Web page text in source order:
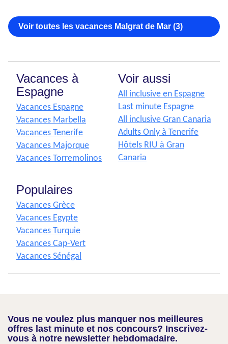
Voir toutes les vacances Malgrat de Mar (3)
Vacances à
Espagne
Vacances Espagne
Vacances Marbella
Vacances Tenerife
Vacances Majorque
Vacances Torremolinos
Voir aussi
All inclusive en Espagne
Last minute Espagne
All inclusive Gran Canaria
Adults Only à Tenerife
Hôtels RIU à Gran
Canaria
Populaires
Vacances Grèce
Vacances Egypte
Vacances Turquie
Vacances Cap-Vert
Vacances Sénégal
Vous ne voulez plus manquer nos meilleures
offres last minute et nos concours? Inscrivez-
vous à notre newsletter hebdomadaire.